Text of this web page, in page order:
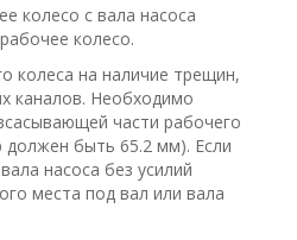
колесо с вала насоса
колесо.
колеса на наличие трещин,
каналов. Необходимо
части рабочего
должен быть 65.2 мм). Если
насоса без усилий
места под вал или вала